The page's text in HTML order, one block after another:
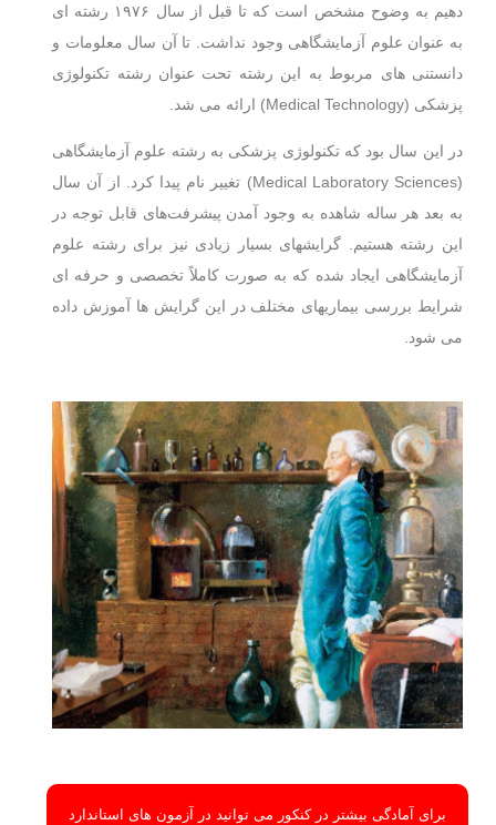
دهیم به وضوح مشخص است که تا قبل از سال ۱۹۷۶ رشته ای
به عنوان علوم آزمایشگاهی وجود نداشت. تا آن سال معلومات و
دانستنی های مربوط به این رشته تحت عنوان رشته تکنولوژی
پزشکی (Medical Technology) ارائه می شد.
در این سال بود که تکنولوژی پزشکی به رشته علوم آزمایشگاهی
(Medical Laboratory Sciences) تغییر نام پیدا کرد. از آن سال
به بعد هر ساله شاهده به وجود آمدن پیشرفت‌های قابل توجه در
این رشته هستیم. گرایشهای بسیار زیادی نیز برای رشته علوم
آزمایشگاهی ایجاد شده که به صورت کاملاً تخصصی و حرفه ای
شرایط بررسی بیماریهای مختلف در این گرایش ها آموزش داده
می شود.
برای آمادگی بیشتر در کنکور می توانید در آزمون های استاندارد